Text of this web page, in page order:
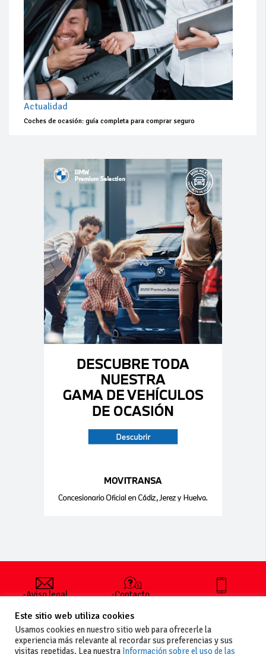
Actualidad
Coches de ocasión: guía completa para comprar seguro
-Aviso legal
generales
de uso
-Política de
-Contacto
publicar un
anuncio
-Vende+
+34 627 35
Este sitio web utiliza cookies
Usamos cookies en nuestro sitio web para ofrecerle la
experiencia más relevante al recordar sus preferencias y sus
visitas repetidas. Lea nuestra Información sobre el uso de las